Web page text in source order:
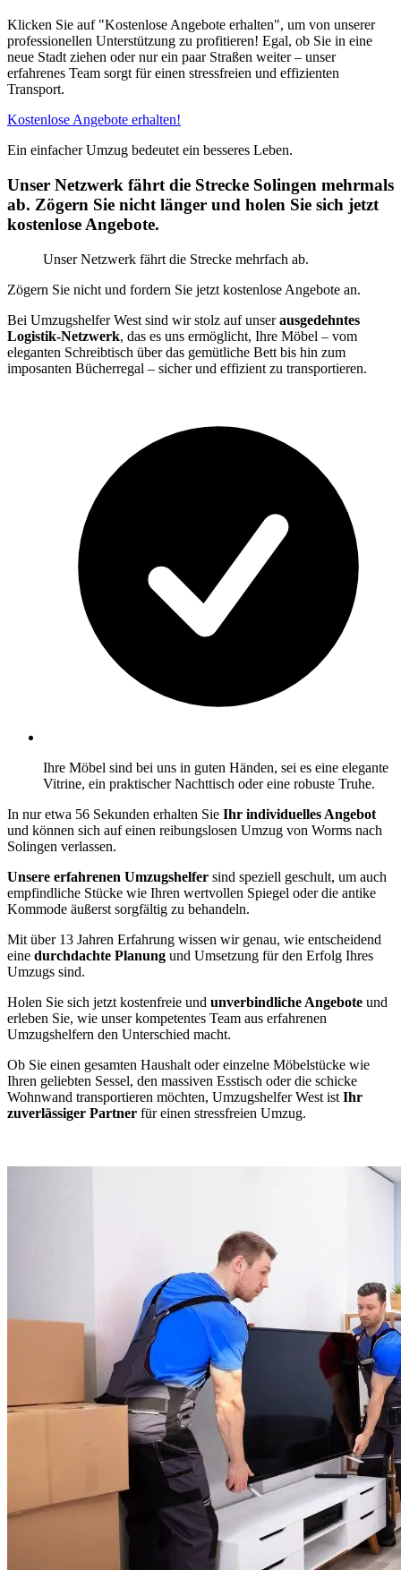
Klicken Sie auf "Kostenlose Angebote erhalten", um von unserer
professionellen Unterstützung zu profitieren! Egal, ob Sie in eine
neue Stadt ziehen oder nur ein paar Straßen weiter – unser
erfahrenes Team sorgt für einen stressfreien und effizienten
Transport.
Kostenlose Angebote erhalten!
Ein einfacher Umzug bedeutet ein besseres Leben.
Unser Netzwerk fährt die Strecke Solingen mehrmals
ab. Zögern Sie nicht länger und holen Sie sich jetzt
kostenlose Angebote.
Unser Netzwerk fährt die Strecke mehrfach ab.
Zögern Sie nicht und fordern Sie jetzt kostenlose Angebote an.
Bei Umzugshelfer West sind wir stolz auf unserausgedehntes
Logistik-Netzwerk, das es uns ermöglicht, Ihre Möbel – vom
eleganten Schreibtisch über das gemütliche Bett bis hin zum
imposanten Bücherregal – sicher und effizient zu transportieren.
Ihre Möbel sind bei uns in guten Händen, sei es eine elegante
Vitrine, ein praktischer Nachttisch oder eine robuste Truhe.
In nur etwa 56 Sekunden erhalten Sie Ihr individuelles Angebot
und können sich auf einen reibungslosen Umzug von Worms nach
Solingen verlassen.
Unsere erfahrenen Umzugshelfer sind speziell geschult, um auch
empfindliche Stücke wie Ihren wertvollen Spiegel oder die antike
Kommode äußerst sorgfältig zu behandeln.
Mit über 13 Jahren Erfahrung wissen wir genau, wie entscheidend
eine durchdachte Planung und Umsetzung für den Erfolg Ihres
Umzugs sind.
Holen Sie sich jetzt kostenfreie und unverbindliche Angebote und
erleben Sie, wie unser kompetentes Team aus erfahrenen
Umzugshelfern den Unterschied macht.
Ob Sie einen gesamten Haushalt oder einzelne Möbelstücke wie
Ihren geliebten Sessel, den massiven Esstisch oder die schicke
Wohnwand transportieren möchten, Umzugshelfer West ist Ihr
zuverlässiger Partner für einen stressfreien Umzug.